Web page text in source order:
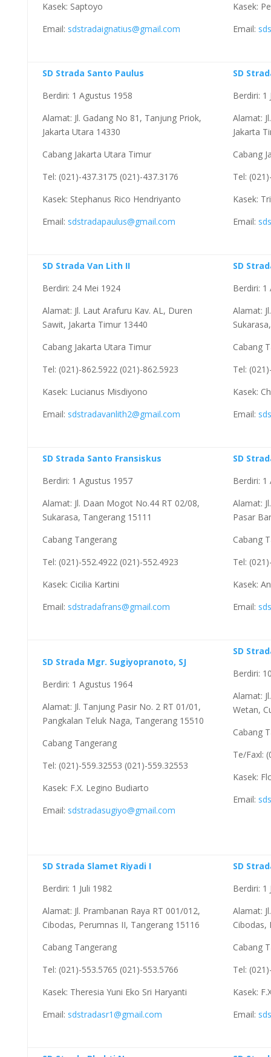
Kasek: Saptoyo
Email: sdstradaignatius@gmail.com
Kasek:
Email:
SD Strada Santo Paulus
Berdiri: 1 Agustus 1958
Alamat: Jl. Gadang No 81, Tanjung Priok,
Jakarta Utara 14330
Cabang Jakarta Utara Timur
Tel: (021)-437.3175 (021)-437.3176
Kasek: Stephanus Rico Hendriyanto
Email: sdstradapaulus@gmail.com
SD
Berdiri: 1
Alamat:
Jakarta
Cabang
Tel:
Kasek:
Email:
SD Strada Van Lith II
Berdiri: 24 Mei 1924
Alamat: Jl. Laut Arafuru Kav. AL, Duren
Sawit, Jakarta Timur 13440
Cabang Jakarta Utara Timur
Tel: (021)-862.5922 (021)-862.5923
Kasek: Lucianus Misdiyono
Email: sdstradavanlith2@gmail.com
SD
Berdiri: 1
Alamat:
Cabang
Tel:
Kasek:
Email:
SD Strada Santo Fransiskus
Berdiri: 1 Agustus 1957
Alamat: Jl. Daan Mogot No.44 RT 02/08,
Sukarasa, Tangerang 15111
Cabang Tangerang
Tel: (021)-552.4922 (021)-552.4923
Kasek: Cicilia Kartini
Email: sdstradafrans@gmail.com
SD
Berdiri: 1
Alamat:
Pasar
Cabang
Tel:
Kasek:
Email:
SD Strada Mgr. Sugiyopranoto, SJ
Berdiri: 1 Agustus 1964
Alamat: Jl. Tanjung Pasir No. 2 RT 01/01,
Pangkalan Teluk Naga, Tangerang 15510
Cabang Tangerang
Tel: (021)-559.32553 (021)-559.32553
Kasek: F.X. Legino Budiarto
Email: sdstradasugiyo@gmail.com
SD
Berdiri:
Alamat:
Wetan,
Cabang
Te/Faxl:
Kasek:
Email:
SD Strada Slamet Riyadi I
Berdiri: 1 Juli 1982
Alamat: Jl. Prambanan Raya RT 001/012,
Cibodas, Perumnas II, Tangerang 15116
Cabang Tangerang
Tel: (021)-553.5765 (021)-553.5766
Kasek: Theresia Yuni Eko Sri Haryanti
Email: sdstradasr1@gmail.com
SD
Berdiri: 1
Alamat:
Cibodas,
Cabang
Tel:
Kasek:
Email: